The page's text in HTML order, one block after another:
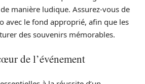
de manière ludique. Assurez-vous de
avec le fond approprié, afin que les
des souvenirs mémorables.
de l’événement